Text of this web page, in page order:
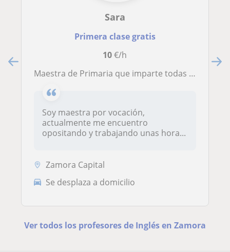
Sara
Primera clase gratis
10€/h
Maestra de Primaria que imparte todas las áreas, inglés y con especialidades de Educación Especial y Audición y Lenguaje
Soy maestra por vocación,
actualmente me encuentro
opositando y trabajando unas hora...
Zamora Capital
Se desplaza a domicilio
Ver todos los profesores de Inglés en Zamora